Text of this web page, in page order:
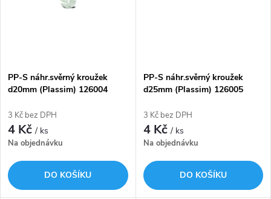
PP-S náhr.svěrný kroužek
d20mm (Plassim) 126004
3 Kč bez DPH
4 Kč/ ks
Na objednávku
DO KOŠÍKU
PP-S náhr.svěrný kroužek
d25mm (Plassim) 126005
3 Kč bez DPH
4 Kč/ ks
Na objednávku
DO KOŠÍKU